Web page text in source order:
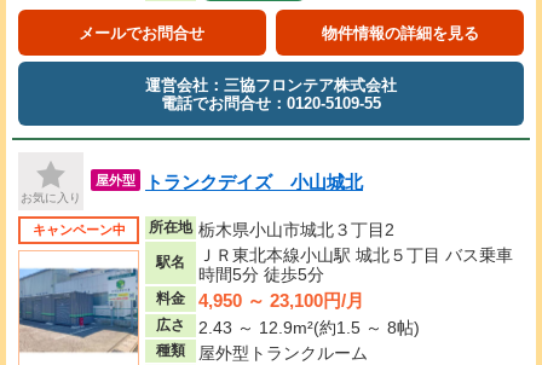
メールでお問合せ 物件情報の詳細を見る
運営会社：三協フロンテア株式会社
電話でお問合せ：0120-5109-55
お気に入り
屋外型 トランクデイズ 小山城北
キャンペーン中 所在地 栃木県小山市城北３丁目2
駅名
ＪＲ東北本線小山駅 城北５丁目 バス乗車
時間5分 徒歩5分
料金 4,950 ～ 23,100円/月
広さ 2.43 ～ 12.9m²(約1.5 ～ 8帖)
種類 屋外型トランクルーム